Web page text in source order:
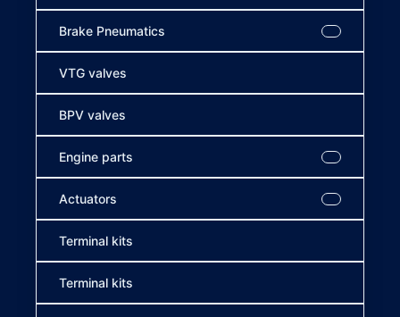
Brake Pneumatics
VTG valves
BPV valves
Engine parts
Actuators
Terminal kits
Terminal kits